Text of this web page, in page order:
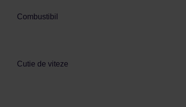
Combustibil
Cutie de viteze